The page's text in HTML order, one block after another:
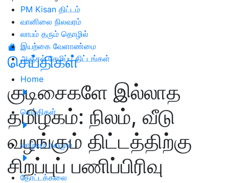
PM Kisan திட்டம்
வானிலை நிலவரம்
லாபம் தரும் தொழில்
இயற்கை வேளாண்மை
அஞ்சல் சேமிப்பு திட்டங்கள்
Home
செய்திகள்
வாழ்வும் நலமும்
தோட்டக்கலை
செய்திகள்
குடிசைகளே இல்லாத
தமிழகம்: நிலம், வீடு
வழங்கும் திட்டத்திற்கு
சிறப்புப் பணிப்பிரிவு